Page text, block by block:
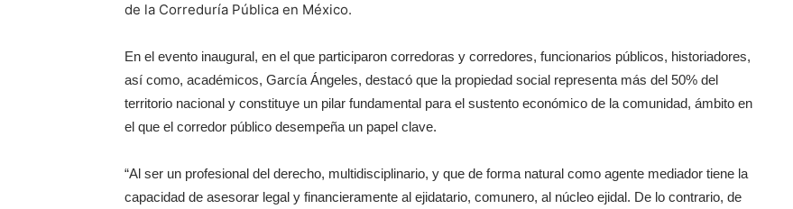
de la Correduría Pública en México.
En el evento inaugural, en el que participaron corredoras y corredores, funcionarios públicos, historiadores,
así como, académicos, García Ángeles, destacó que la propiedad social representa más del 50% del
territorio nacional y constituye un pilar fundamental para el sustento económico de la comunidad, ámbito en
el que el corredor público desempeña un papel clave.
“Al ser un profesional del derecho, multidisciplinario, y que de forma natural como agente mediador tiene la
capacidad de asesorar legal y financieramente al ejidatario, comunero, al núcleo ejidal. De lo contrario, de